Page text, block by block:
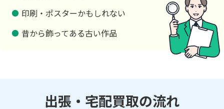
印刷・ポスターかもしれない
昔から飾ってある古い作品
出張・宅配買取の流れ